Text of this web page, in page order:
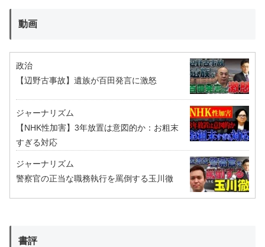
動画
政治
【辺野古事故】遺族が百田発言に激怒
ジャーナリズム
【NHK性加害】3年放置は意図的か：お粗末
すぎる対応
ジャーナリズム
警察官の正当な職務執行を罵倒する玉川徹
書評